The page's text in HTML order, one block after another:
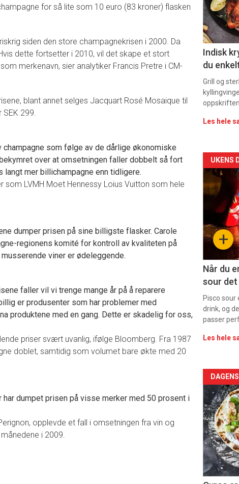
for så lite som 10 euro (83 kroner) flasken
siden den store champagnekrisen i 2000. Da
dette fortsetter i 2010, vil det skape et stort
merkenavn, sier analytiker Francis Pretre i CM-
blant annet selges Jacquart Rosé Mosaique til
SEK 299.
champagne som følge av de dårlige økonomiske
over at omsetningen faller dobbelt så fort
mer billichampagne enn tidligere.
som LVMH Moet Hennessy Loius Vuitton som hele
dumper prisen på sine billigste flasker. Carole
regionens komité for kontroll av kvaliteten på
viner er ødeleggende.
faller vil vi trenge mange år på å reparere
er produsenter som har problemer med
produktene med en gang. Dette er skadelig for oss,
priser svært uvanlig, ifølge Bloomberg. Fra 1987
doblet, samtidig som volumet bare økte med 20
dumpet prisen på visse merker med 50 prosent i
opplevde et fall i omsetningen fra vin og
i 2009.
11
Indisk
du
Grill og
oppskriften.
Les hele
detail
11
rett
+
UKENS
Når du
sour
Pisco
drink, og
passer
Les hele
detail
-
11